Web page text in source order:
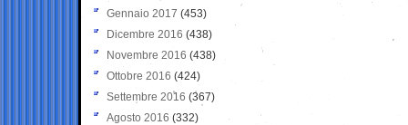
Gennaio 2017 (453)
Dicembre 2016 (438)
Novembre 2016 (438)
Ottobre 2016 (424)
Settembre 2016 (367)
Agosto 2016 (332)